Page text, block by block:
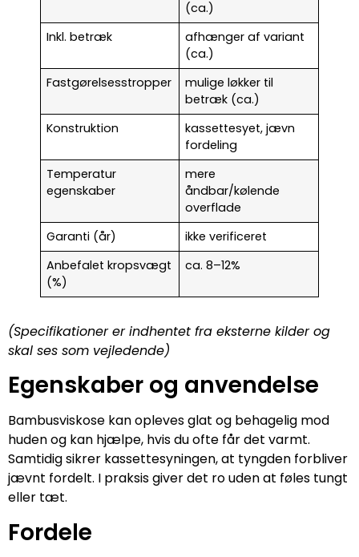
(ca.)
Inkl. betræk
afhænger af variant
(ca.)
Fastgørelsesstropper
mulige løkker til
betræk (ca.)
Konstruktion
kassettesyet, jævn
fordeling
Temperatur
egenskaber
mere
åndbar/kølende
overflade
Garanti (år)
ikke verificeret
Anbefalet kropsvægt
(%)
ca. 8–12%
(Specifikationer er indhentet fra eksterne kilder og
skal ses som vejledende)
Egenskaber og anvendelse
Bambusviskose kan opleves glat og behagelig mod
huden og kan hjælpe, hvis du ofte får det varmt.
Samtidig sikrer kassettesyningen, at tyngden forbliver
jævnt fordelt. I praksis giver det ro uden at føles tungt
eller tæt.
Fordele